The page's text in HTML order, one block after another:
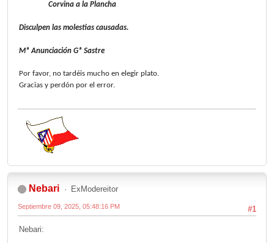
Corvina a la Plancha
Disculpen las molestias causadas.
Mª Anunciación Gª Sastre
Por favor, no tardéis mucho en elegir plato.
Gracias y perdón por el error.
Nebari ExModereitor
#1
Septiembre 09, 2025, 05:48:16 PM
Nebari: